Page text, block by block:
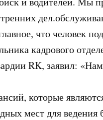
что человек
кадрового
RK, заявил:
которые
мест для ведения